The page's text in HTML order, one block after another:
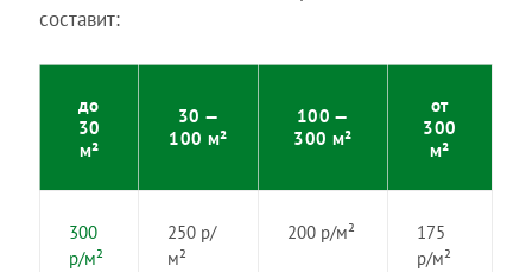
составит:
до
30
м²
30 —
100 м²
100 —
300 м²
от
300
м²
300
р/м²
250 р/
м²
200 р/м²
175
р/м²